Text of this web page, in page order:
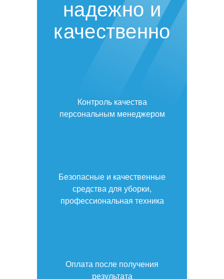
Контроль качества
персональным менеджером
Безопасные и качественные
средства для уборки,
профессиональная техника
Оплата после получения
результата
надежно и
качественно